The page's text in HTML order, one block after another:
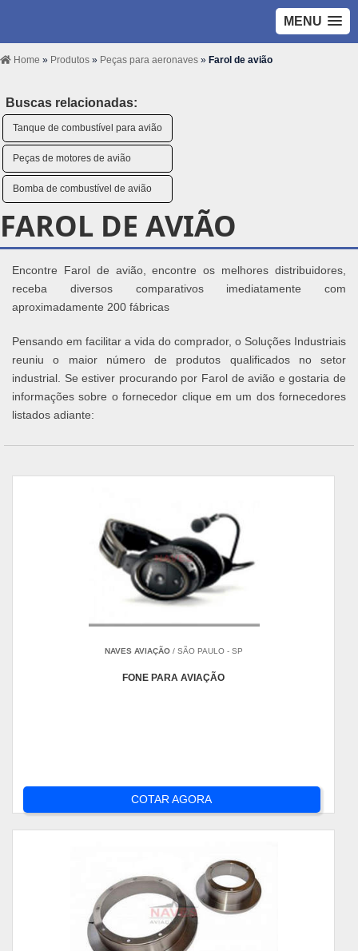
MENU
Home » Produtos » Peças para aeronaves » Farol de avião
Buscas relacionadas:
Tanque de combustível para avião
Peças de motores de avião
Bomba de combustível de avião
FAROL DE AVIÃO
Encontre Farol de avião, encontre os melhores distribuidores,
receba diversos comparativos imediatamente com
aproximadamente 200 fábricas
Pensando em facilitar a vida do comprador, o Soluções Industriais
reuniu o maior número de produtos qualificados no setor
industrial. Se estiver procurando por Farol de avião e gostaria de
informações sobre o fornecedor clique em um dos fornecedores
listados adiante:
NAVES AVIAÇÃO/ SÃO PAULO - SP
FONE PARA AVIAÇÃO
COTAR AGORA